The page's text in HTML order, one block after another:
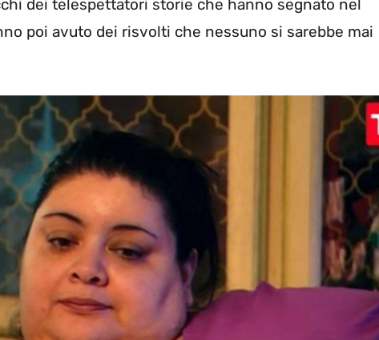
dei telespettatori storie che hanno segnato nel
poi avuto dei risvolti che nessuno si sarebbe mai